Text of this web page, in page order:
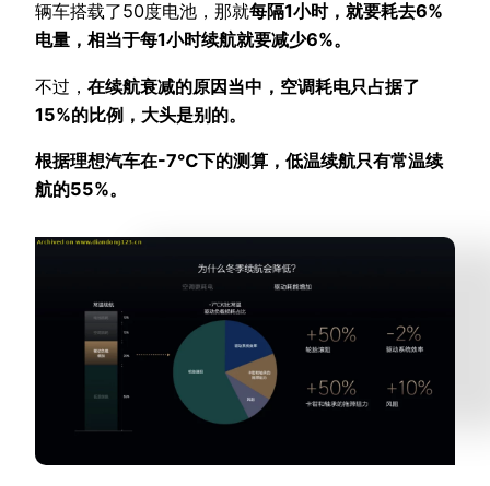
辆车搭载了50度电池，那就每隔1小时，就要耗去6%
电量，相当于每1小时续航就要减少6%。
不过， 在续航衰减的原因当中，空调耗电只占据了
15%的比例，大头是别的。
根据理想汽车在-7℃下的测算，低温续航只有常温续
航的55%。